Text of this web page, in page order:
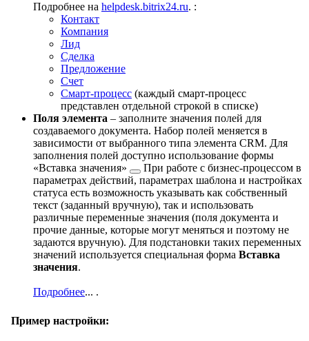
Подробнее на helpdesk.bitrix24.ru. :
Контакт
Компания
Лид
Сделка
Предложение
Счет
Смарт-процесс (каждый смарт-процесс
представлен отдельной строкой в списке)
Поля элемента – заполните значения полей для
создаваемого документа. Набор полей меняется в
зависимости от выбранного типа элемента CRM. Для
заполнения полей доступно использование формы
«Вставка значения»
При работе с бизнес-процессом в
параметрах действий, параметрах шаблона и настройках
статуса есть возможность указывать как собственный
текст (заданный вручную), так и использовать
различные переменные значения (поля документа и
прочие данные, которые могут меняться и поэтому не
задаются вручную). Для подстановки таких переменных
значений используется специальная форма Вставка
значения.
Подробнее... .
Пример настройки: